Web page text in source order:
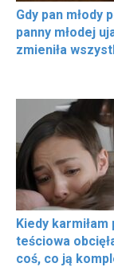
Gdy pan młody
panny młodej
zmieniła
Kiedy
teściowa
coś, co ją